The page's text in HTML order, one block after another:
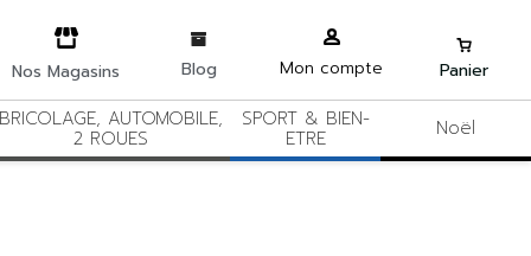
Nos Magasins Blog Mon compte Panier
AUTOMOBILE,
2 ROUES
SPORT & BIEN-
ETRE Noël